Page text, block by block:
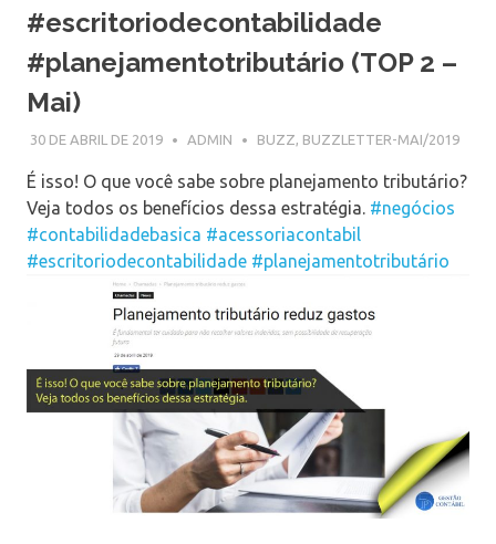
#escritoriodecontabilidade
#planejamentotributário (TOP 2 –
Mai)
30 DE ABRIL DE 2019 ADMIN BUZZ, BUZZLETTER-MAI/2019
É isso! O que você sabe sobre planejamento tributário?
Veja todos os benefícios dessa estratégia. #negócios
#contabilidadebasica #acessoriacontabil
#escritoriodecontabilidade #planejamentotributário